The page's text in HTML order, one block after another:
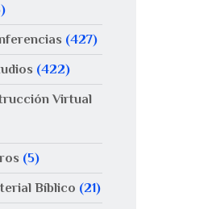
(427)
(422)
Virtual
(5)
Bíblico (21)